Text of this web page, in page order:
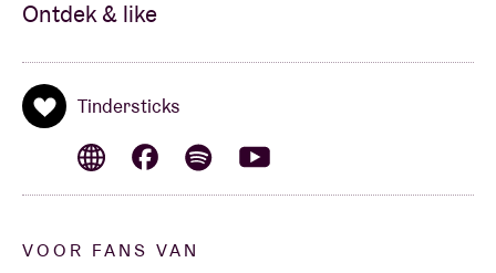
Ontdek & like
Tindersticks
VOOR FANS VAN